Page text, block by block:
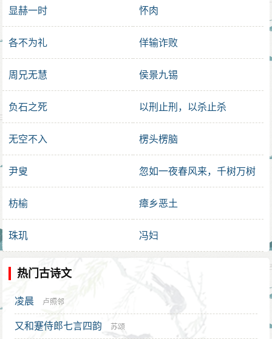
显赫一时 怀肉
各不为礼 佯输诈败
周兄无慧 侯景九锡
负石之死 以刑止刑，以杀止杀
无空不入 楞头楞脑
尹叟
忽如一夜春风来，千树万树
枋榆
瘴乡恶土
珠玑 冯妇
热门古诗文
凌晨 卢照邻
又和蹇侍郎七言四韵 苏颂